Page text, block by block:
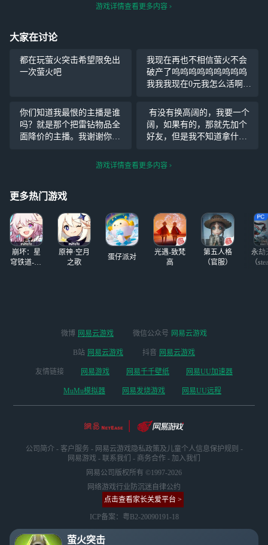
萤火突击
游戏详情查看更多内容
大家在讨论
都在玩萤火突击希望限免出
一次萤火吧
我现在再也不相信萤火不会
破产了呜呜呜呜呜呜呜呜呜
我我我现在0元我怎么活啊呜
呜呜呜
你们知道我最恨的主播是谁
吗？就是那个把雷钻物品全
面降价的主播。我谢谢你
万。集齐64个就能买一只诺
翻倍。
有没有换高阔的，我要一个
阔，如果有的，那就先加个
好友，但是我不知道拿什么
么？（本人不先，但绝对诚
游戏详情查看更多内容
更多热门游戏
崩坏：星
穹铁道-4.4
原神·空月
之歌
蛋仔派对
光遇-致梵
高
第五人格
（官服）
永劫
（
微博 网易云游戏 微信公众号 网易云游戏
B站 网易云游戏 抖音 网易云游戏
友情链接 网易游戏 网易千千壁纸 网易UU加速器
MuMu模拟器 网易发烧游戏 网易UU远程
公司简介 - 客户服务 - 网易云游戏隐私政策及儿童个人信息保护规则 -
网易游戏 - 联系我们 - 商务合作 - 加入我们
网易公司版权所有 ©1997-2026
网络游戏行业防沉迷自律公约
点击查看家长关爱平台 >
ICP备案：粤B2-20090191-18